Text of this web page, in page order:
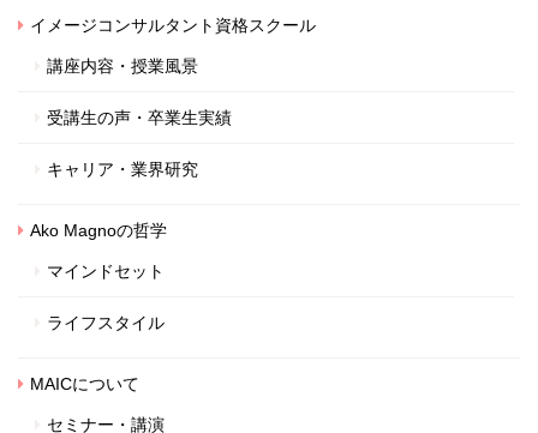
イメージコンサルタント資格スクール
講座内容・授業風景
受講生の声・卒業生実績
キャリア・業界研究
Ako Magnoの哲学
マインドセット
ライフスタイル
MAICについて
セミナー・講演